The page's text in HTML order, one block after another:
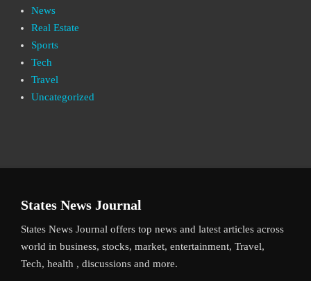
News
Real Estate
Sports
Tech
Travel
Uncategorized
States News Journal
States News Journal offers top news and latest articles across
world in business, stocks, market, entertainment, Travel,
Tech, health , discussions and more.